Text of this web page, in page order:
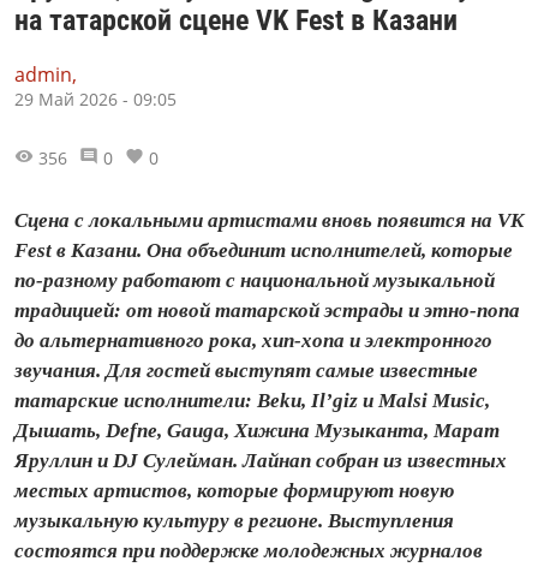
на татарской сцене VK Fest в Казани
admin,
29 Май 2026 - 09:05
356 0 0
Сцена с локальными артистами вновь появится на VK
Fest в Казани. Она объединит исполнителей, которые
по-разному работают с национальной музыкальной
традицией: от новой татарской эстрады и этно-попа
до альтернативного рока, хип-хопа и электронного
звучания. Для гостей выступят самые известные
татарские исполнители: Beku, Il’giz и Malsi Music,
Дышать, Defne, Gauga, Хижина Музыканта, Марат
Яруллин и DJ Сулейман. Лайнап собран из известных
местых артистов, которые формируют новую
музыкальную культуру в регионе. Выступления
состоятся при поддержке молодежных журналов